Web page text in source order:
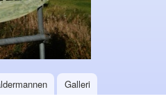
Galleri